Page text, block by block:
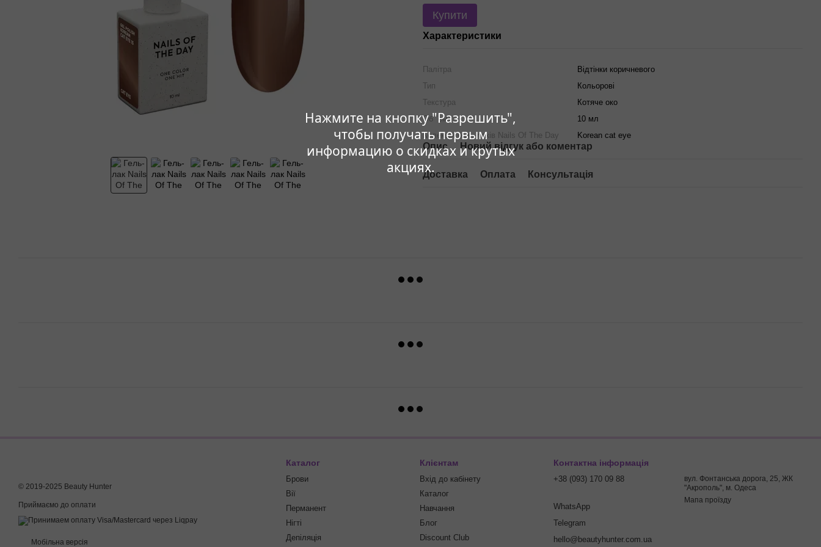
Нажмите на кнопку "Разрешить",
чтобы получать первым
информацию о скидках и крутых
акциях.
Купити
Характеристики
Палітра
Відтінки коричневого
Тип
Кольорові
Текстура
Котяче око
Об `єм
10 мл
Колекція гель-лаків Nails Of The Day
Korean cat eye
Опис Новий відгук або коментар
Доставка Оплата Консультація
© 2019-2025 Beauty Hunter
Приймаємо до оплати
Мобільна версія
Каталог
Брови
Вії
Перманент
Нігті
Депіляція
Клієнтам
Вхід до кабінету
Каталог
Навчання
Блог
Discount Club
Контактна інформація
+38 (093) 170 09 88
WhatsApp
Telegram
hello@beautyhunter.com.ua
вул. Фонтанська дорога, 25, ЖК
"Акрополь", м. Одеса
Мапа проїзду